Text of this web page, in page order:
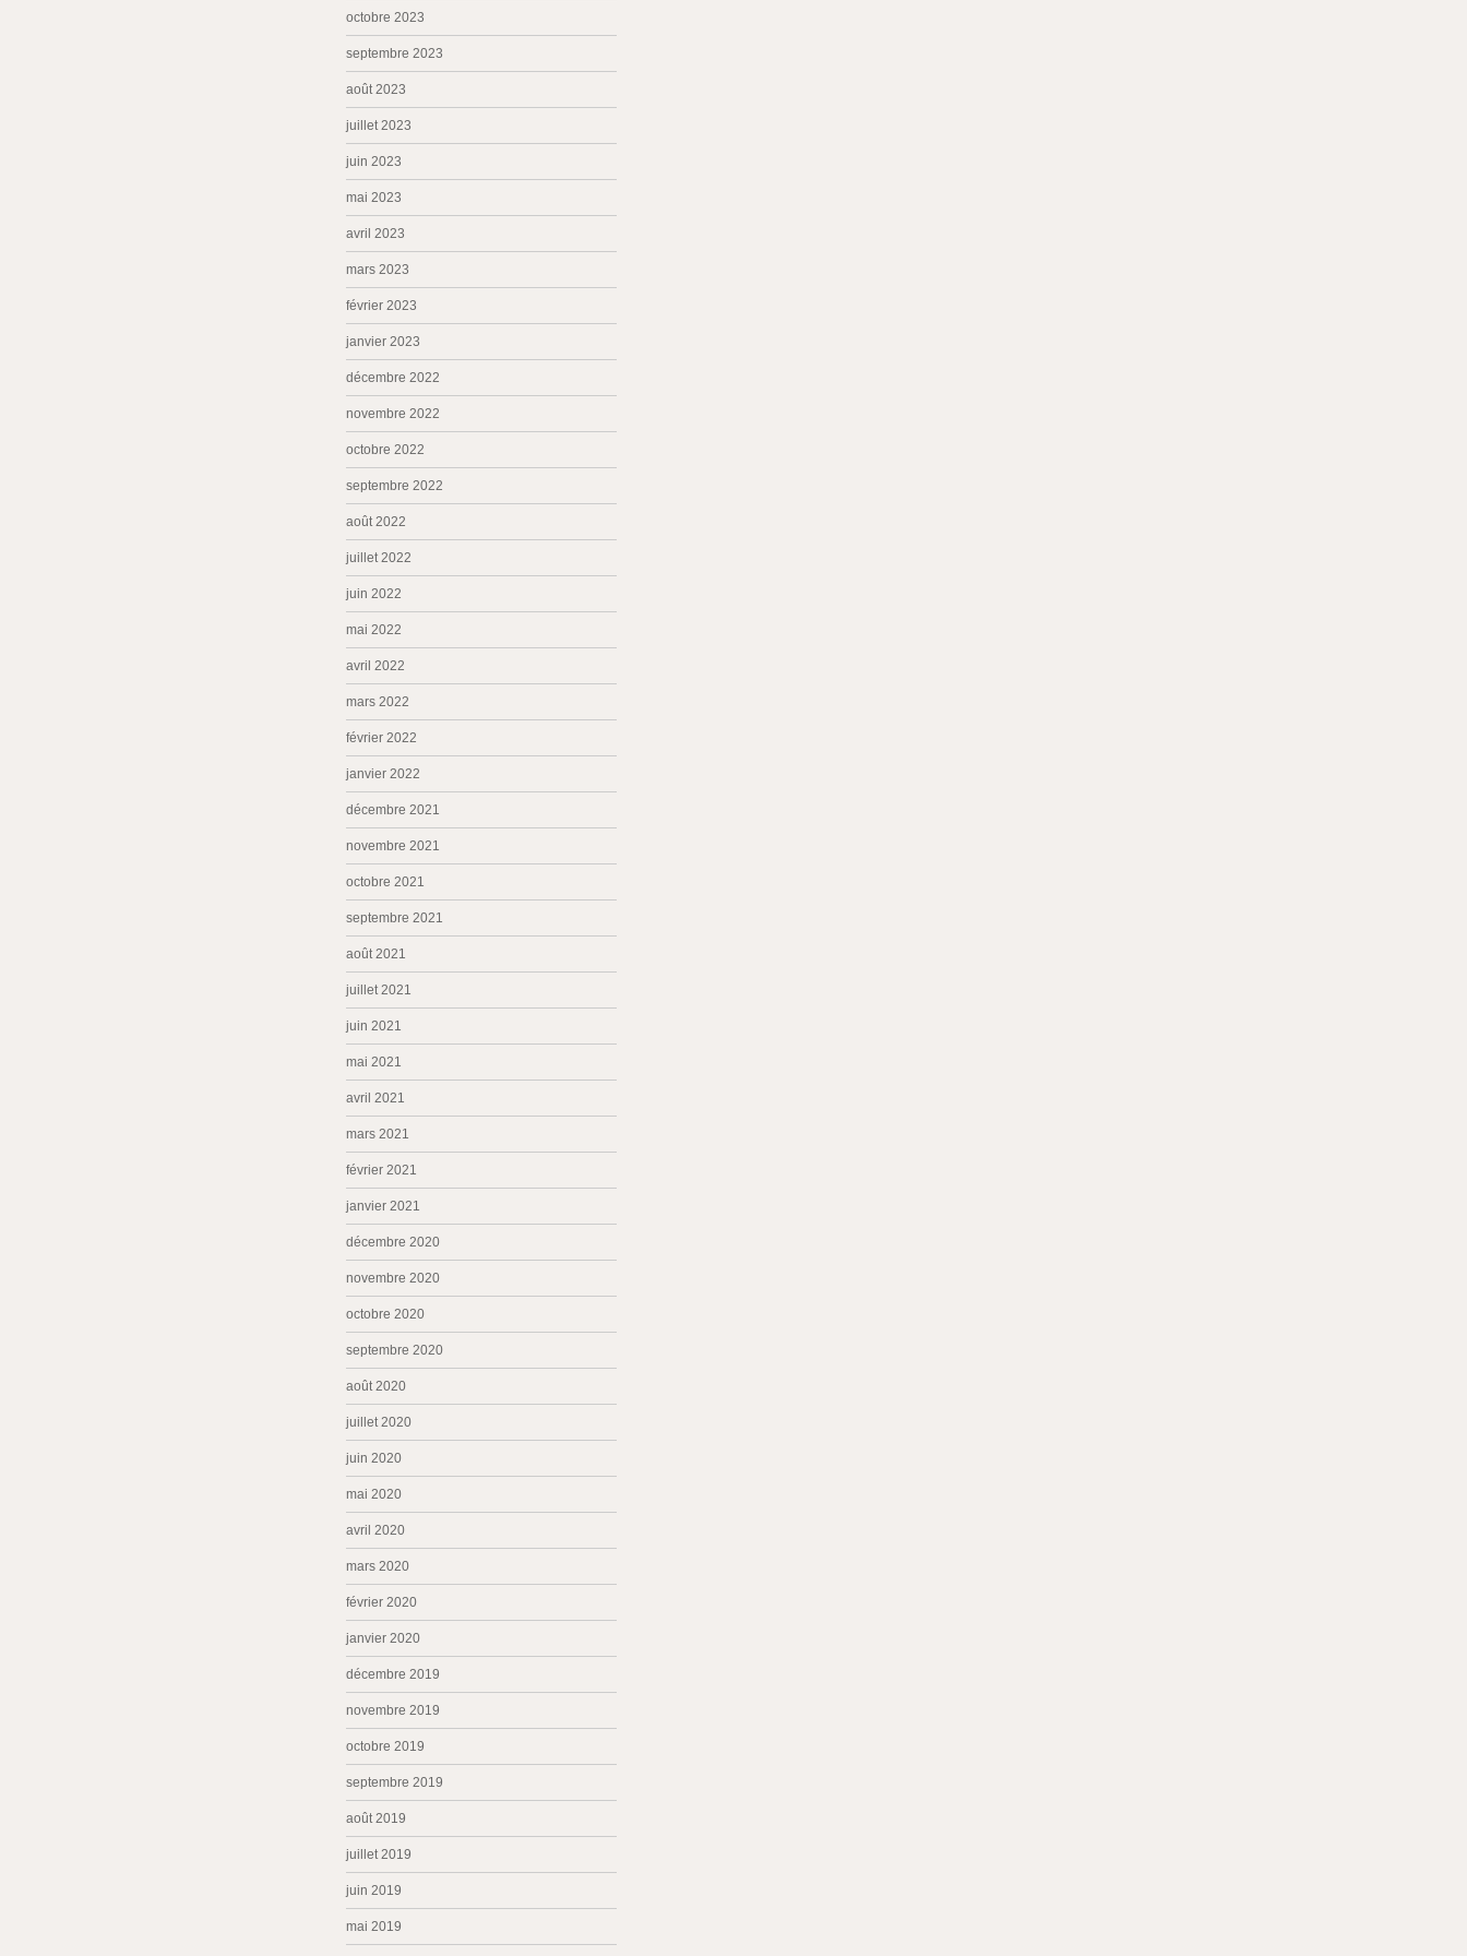
octobre 2023
septembre 2023
août 2023
juillet 2023
juin 2023
mai 2023
avril 2023
mars 2023
février 2023
janvier 2023
décembre 2022
novembre 2022
octobre 2022
septembre 2022
août 2022
juillet 2022
juin 2022
mai 2022
avril 2022
mars 2022
février 2022
janvier 2022
décembre 2021
novembre 2021
octobre 2021
septembre 2021
août 2021
juillet 2021
juin 2021
mai 2021
avril 2021
mars 2021
février 2021
janvier 2021
décembre 2020
novembre 2020
octobre 2020
septembre 2020
août 2020
juillet 2020
juin 2020
mai 2020
avril 2020
mars 2020
février 2020
janvier 2020
décembre 2019
novembre 2019
octobre 2019
septembre 2019
août 2019
juillet 2019
juin 2019
mai 2019